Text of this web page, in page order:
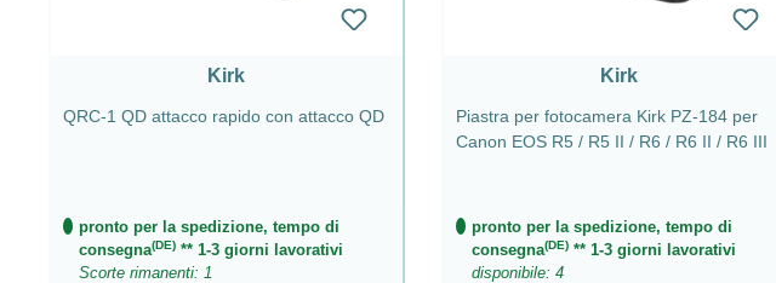
Kirk
QRC-1 QD attacco rapido con attacco QD
pronto per la spedizione, tempo di
consegna(DE) ** 1-3 giorni lavorativi
Scorte rimanenti: 1
Kirk
Piastra per fotocamera Kirk PZ-184 per
Canon EOS R5 / R5 II / R6 / R6 II / R6 III
pronto per la spedizione, tempo di
consegna(DE)** 1-3 giorni lavorativi
disponibile: 4